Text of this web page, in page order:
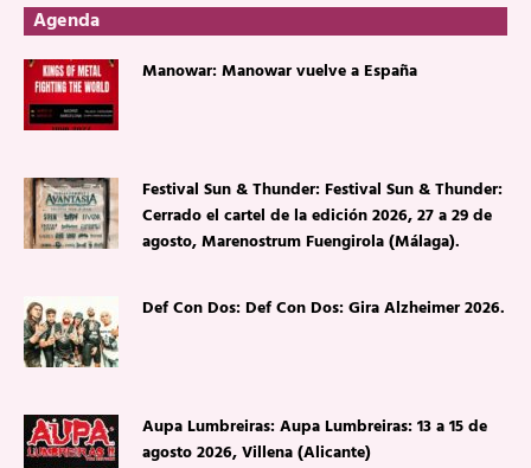
Agenda
Manowar: Manowar vuelve a España
Festival Sun & Thunder: Festival Sun & Thunder:
Cerrado el cartel de la edición 2026, 27 a 29 de
agosto, Marenostrum Fuengirola (Málaga).
Def Con Dos: Def Con Dos: Gira Alzheimer 2026.
Aupa Lumbreiras: Aupa Lumbreiras: 13 a 15 de
agosto 2026, Villena (Alicante)